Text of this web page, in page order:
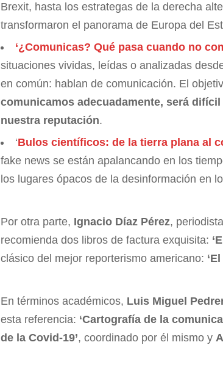
Brexit, hasta los estrategas de la derecha
transformaron el panorama de Europa del
‘¿Comunicas? Qué pasa cuando no
situaciones vividas, leídas o analizadas
en común: hablan de comunicación. El
comunicamos adecuadamente, será
nuestra reputación.
‘Bulos científicos: de la tierra plana al
fake news se están apalancando en los
los lugares ópacos de la desinformación en
Por otra parte, Ignacio Díaz Pérez,
recomienda dos libros de factura exquisita:
clásico del mejor reporterismo americano:
En términos académicos, Luis Miguel
esta referencia: ‘Cartografía de la
de la Covid-19’, coordinado por él mismo y